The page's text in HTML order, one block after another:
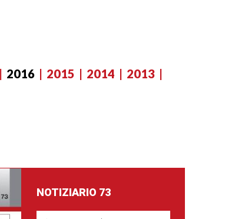
2016 2015 2014
2013
NOTIZIARIO 73